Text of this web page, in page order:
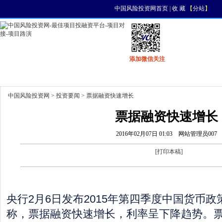
中国风险投资网首页| 收 藏【分站】
添加微信关注
中国风险投资网 > 投资要闻 > 票据融资快速增长
票据融资快速增长
2016年02月07日 01:03 网站管理员007
[打印本稿]
央行2月6日发布2015年第四季度中国货币政
称，票据融资快速增长，利率呈下降趋势。